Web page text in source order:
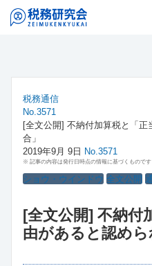
税務通信
No.3571
[全文公開] 不納付加算税と「
合」
2019年9月 9日 No.3571
※ 記事の内容は発行日時点の情報に基づくものです
ショウ・ウインドウ 全文公開
[全文公開] 不納付
由があると認めら